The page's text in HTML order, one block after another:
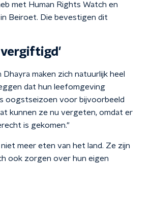
met Human Rights Watch en
Beiroet. Die bevestigen dit
maken zich natuurlijk heel
dat hun leefomgeving
oogstseizoen voor bijvoorbeeld
kunnen ze nu vergeten, omdat er
is gekomen."
meer eten van het land. Ze zijn
ook zorgen over hun eigen